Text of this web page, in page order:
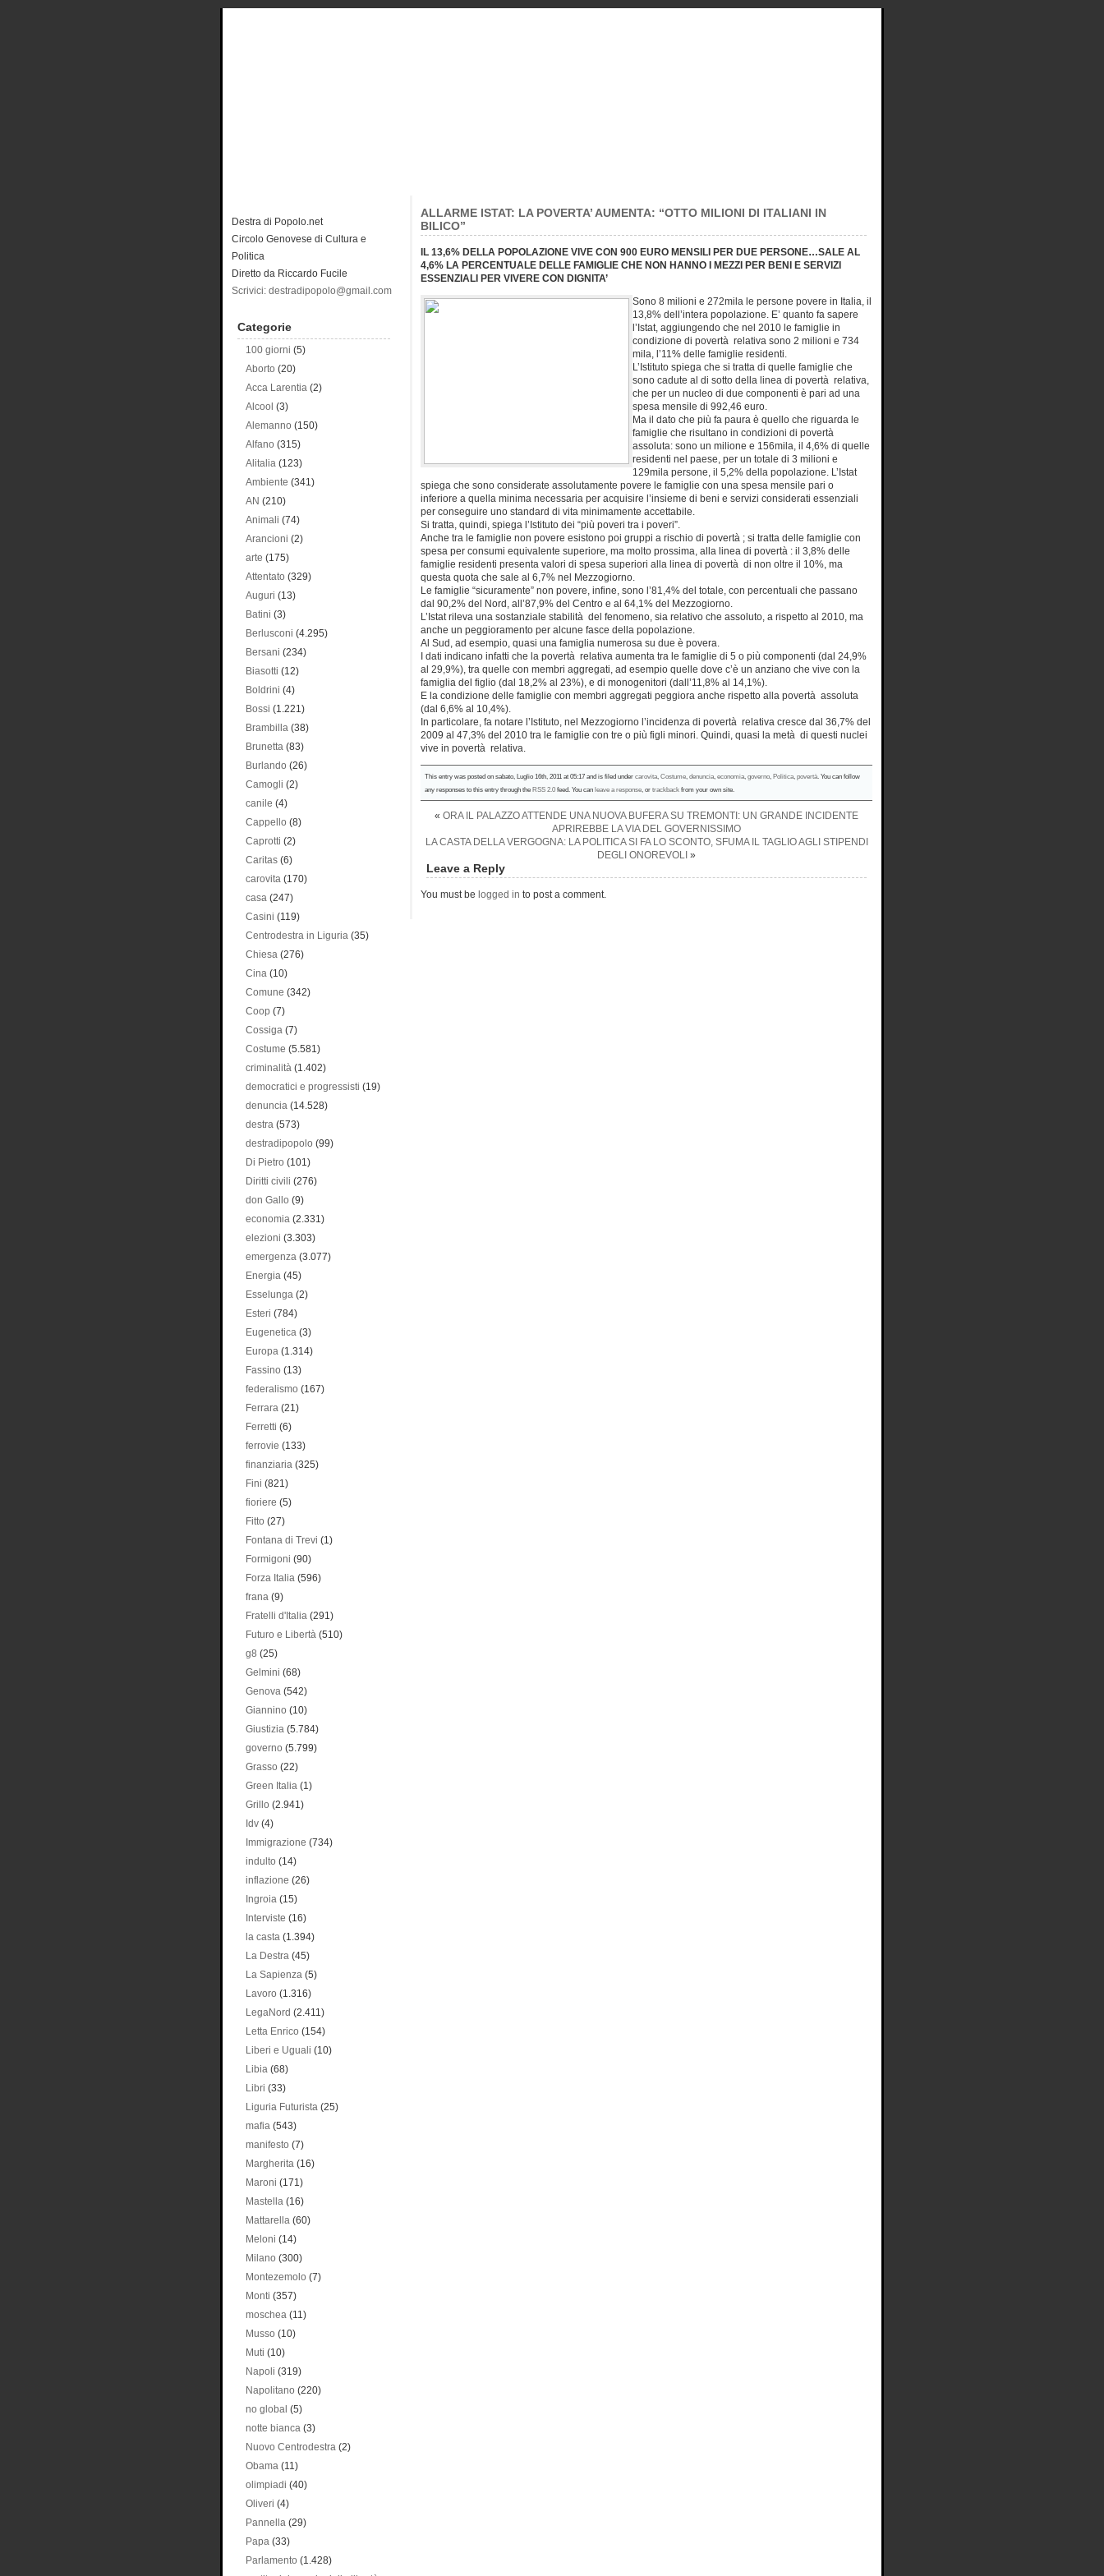
ALLARME ISTAT: LA POVERTA’ AUMENTA: “OTTO MILIONI DI ITALIANI IN
BILICO”
IL 13,6% DELLA POPOLAZIONE VIVE CON 900 EURO MENSILI PER DUE PERSONE…SALE AL
4,6% LA PERCENTUALE DELLE FAMIGLIE CHE NON HANNO I MEZZI PER BENI E SERVIZI
ESSENZIALI PER VIVERE CON DIGNITA’
Sono 8 milioni e 272mila le persone povere in Italia, il
13,8% dell’intera popolazione. E’ quanto fa sapere
l’Istat, aggiungendo che nel 2010 le famiglie in
condizione di povertà relativa sono 2 milioni e 734
mila, l’11% delle famiglie residenti.
L’Istituto spiega che si tratta di quelle famiglie che
sono cadute al di sotto della linea di povertà relativa,
che per un nucleo di due componenti è pari ad una
spesa mensile di 992,46 euro.
Ma il dato che più fa paura è quello che riguarda le
famiglie che risultano in condizioni di povertà
assoluta: sono un milione e 156mila, il 4,6% di quelle
residenti nel paese, per un totale di 3 milioni e
129mila persone, il 5,2% della popolazione. L’Istat
spiega che sono considerate assolutamente povere le famiglie con una spesa mensile pari o
inferiore a quella minima necessaria per acquisire l’insieme di beni e servizi considerati essenziali
per conseguire uno standard di vita minimamente accettabile.
Si tratta, quindi, spiega l’Istituto dei “più poveri tra i poveri”.
Anche tra le famiglie non povere esistono poi gruppi a rischio di povertà ; si tratta delle famiglie con
spesa per consumi equivalente superiore, ma molto prossima, alla linea di povertà : il 3,8% delle
famiglie residenti presenta valori di spesa superiori alla linea di povertà di non oltre il 10%, ma
questa quota che sale al 6,7% nel Mezzogiorno.
Le famiglie “sicuramente” non povere, infine, sono l’81,4% del totale, con percentuali che passano
dal 90,2% del Nord, all’87,9% del Centro e al 64,1% del Mezzogiorno.
L’Istat rileva una sostanziale stabilità del fenomeno, sia relativo che assoluto, a rispetto al 2010, ma
anche un peggioramento per alcune fasce della popolazione.
Al Sud, ad esempio, quasi una famiglia numerosa su due è povera.
I dati indicano infatti che la povertà relativa aumenta tra le famiglie di 5 o più componenti (dal 24,9%
al 29,9%), tra quelle con membri aggregati, ad esempio quelle dove c’è un anziano che vive con la
famiglia del figlio (dal 18,2% al 23%), e di monogenitori (dall’11,8% al 14,1%).
E la condizione delle famiglie con membri aggregati peggiora anche rispetto alla povertà assoluta
(dal 6,6% al 10,4%).
In particolare, fa notare l’Istituto, nel Mezzogiorno l’incidenza di povertà relativa cresce dal 36,7% del
2009 al 47,3% del 2010 tra le famiglie con tre o più figli minori. Quindi, quasi la metà di questi nuclei
vive in povertà relativa.
This entry was posted on sabato, Luglio 16th, 2011 at 05:17 and is filed under carovita Costume denuncia economia governo Politica povertà . You can follow
any responses to this entry through the RSS 2.0 feed. You can leave a response , or trackback from your own site.
« ORA IL PALAZZO ATTENDE UNA NUOVA BUFERA SU TREMONTI: UN GRANDE INCIDENTE
APRIREBBE LA VIA DEL GOVERNISSIMO
LA CASTA DELLA VERGOGNA: LA POLITICA SI FA LO SCONTO, SFUMA IL TAGLIO AGLI STIPENDI
DEGLI ONOREVOLI »
Leave a Reply
You must be logged in to post a comment.
Destra di Popolo.net
Circolo Genovese di Cultura e
Politica
Diretto da Riccardo Fucile
Scrivici: destradipopolo@gmail.com
Categorie
100 giorni (5)
Aborto (20)
Acca Larentia (2)
Alcool (3)
Alemanno (150)
Alfano (315)
Alitalia (123)
Ambiente (341)
AN (210)
Animali (74)
Arancioni (2)
arte (175)
Attentato (329)
Auguri (13)
Batini (3)
Berlusconi (4.295)
Bersani (234)
Biasotti (12)
Boldrini (4)
Bossi (1.221)
Brambilla (38)
Brunetta (83)
Burlando (26)
Camogli (2)
canile (4)
Cappello (8)
Caprotti (2)
Caritas (6)
carovita (170)
casa (247)
Casini (119)
Centrodestra in Liguria (35)
Chiesa (276)
Cina (10)
Comune (342)
Coop (7)
Cossiga (7)
Costume (5.581)
criminalità (1.402)
democratici e progressisti (19)
denuncia (14.528)
destra (573)
destradipopolo (99)
Di Pietro (101)
Diritti civili (276)
don Gallo (9)
economia (2.331)
elezioni (3.303)
emergenza (3.077)
Energia (45)
Esselunga (2)
Esteri (784)
Eugenetica (3)
Europa (1.314)
Fassino (13)
federalismo (167)
Ferrara (21)
Ferretti (6)
ferrovie (133)
finanziaria (325)
Fini (821)
fioriere (5)
Fitto (27)
Fontana di Trevi (1)
Formigoni (90)
Forza Italia (596)
frana (9)
Fratelli d'Italia (291)
Futuro e Libertà (510)
g8 (25)
Gelmini (68)
Genova (542)
Giannino (10)
Giustizia (5.784)
governo (5.799)
Grasso (22)
Green Italia (1)
Grillo (2.941)
Idv (4)
Immigrazione (734)
indulto (14)
inflazione (26)
Ingroia (15)
Interviste (16)
la casta (1.394)
La Destra (45)
La Sapienza (5)
Lavoro (1.316)
LegaNord (2.411)
Letta Enrico (154)
Liberi e Uguali (10)
Libia (68)
Libri (33)
Liguria Futurista (25)
mafia (543)
manifesto (7)
Margherita (16)
Maroni (171)
Mastella (16)
Mattarella (60)
Meloni (14)
Milano (300)
Montezemolo (7)
Monti (357)
moschea (11)
Musso (10)
Muti (10)
Napoli (319)
Napolitano (220)
no global (5)
notte bianca (3)
Nuovo Centrodestra (2)
Obama (11)
olimpiadi (40)
Oliveri (4)
Pannella (29)
Papa (33)
Parlamento (1.428)